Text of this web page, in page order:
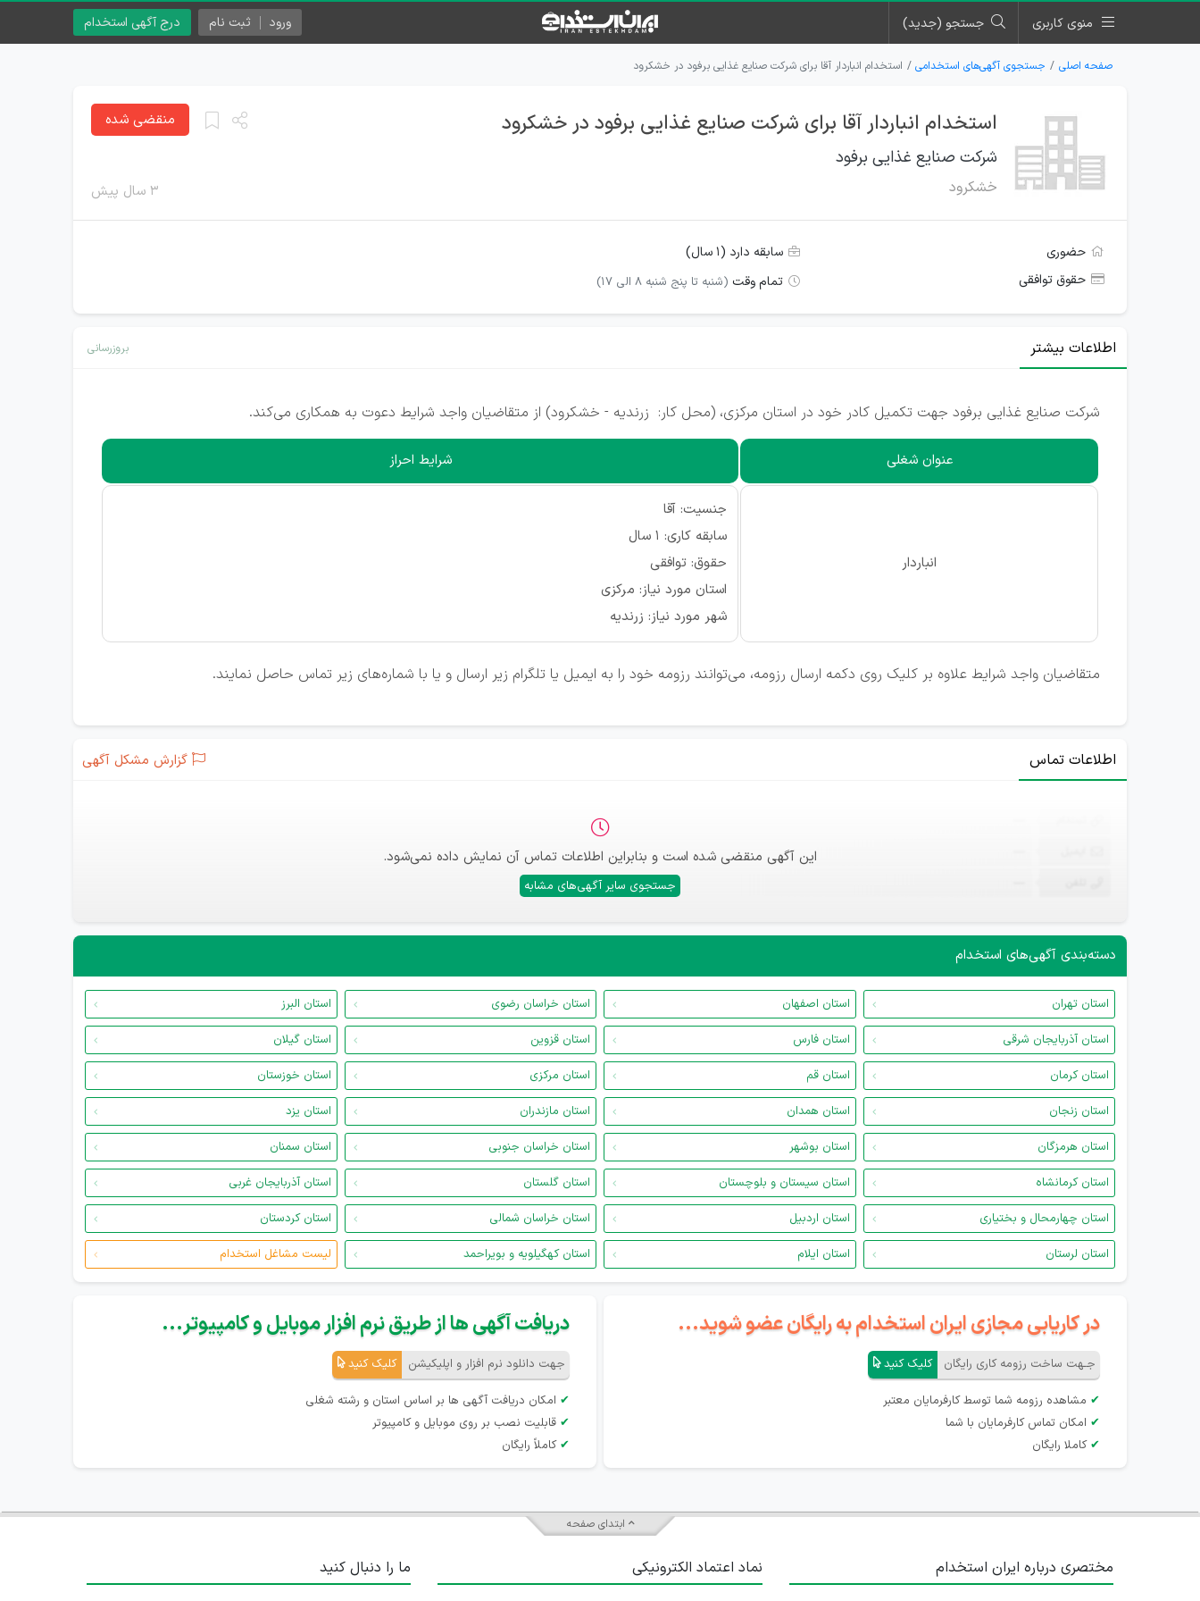
منوی کاربری جستجو (جدید) درج آگهی استخدام ورود ثبت نام
صفحه اصلی جستجوی آگهی‌های استخدامی استخدام انباردار آقا برای شرکت صنایع غذایی برفود در خشکرود
استخدام انباردار آقا برای شرکت صنایع غذایی برفود در خشکرود
شرکت صنایع غذایی برفود
خشکرود ۳ سال پیش
منقضی شده
حضوری
سابقه دارد (۱ سال)
حقوق توافقی
تمام وقت (شنبه تا پنج شنبه 8 الی 17)
اطلاعات بیشتر بروزرسانی
شرکت صنایع غذایی برفود جهت تکمیل کادر خود در استان مرکزی، (محل کار: زرندیه - خشکرود) از متقاضیان واجد شرایط دعوت به همکاری می‌کند.
عنوان شغلی شرایط احراز
انباردار
جنسیت: آقا
سابقه کاری: 1 سال
حقوق: توافقی
استان مورد نیاز: مرکزی
شهر مورد نیاز: زرندیه
متقاضیان واجد شرایط علاوه بر کلیک روی دکمه ارسال رزومه، می‌توانند رزومه خود را به ایمیل یا تلگرام زیر ارسال و یا با شماره‌های زیر تماس حاصل نمایند.
اطلاعات تماس گزارش مشکل آگهی
این آگهی منقضی شده است و بنابراین اطلاعات تماس آن نمایش داده نمی‌شود.
جستجوی سایر آگهی‌های مشابه
دسته‌بندی آگهی‌های استخدام
استان تهران استان اصفهان استان خراسان رضوی
استان البرز
استان آذربایجان شرقی
استان فارس استان قزوین
استان گیلان
استان کرمان
استان قم استان مرکزی
استان خوزستان
استان زنجان
استان همدان استان مازندران
استان یزد
استان هرمزگان
استان بوشهر استان خراسان جنوبی
استان سمنان
استان کرمانشاه
استان سیستان و بلوچستان استان گلستان
استان آذربایجان غربی
استان چهارمحال و بختیاری
استان اردبیل استان خراسان شمالی
استان کردستان
استان لرستان
استان ایلام استان کهگیلویه و بویراحمد لیست مشاغل استخدام
در کاریابی مجازی ایران استخدام به رایگان عضو شوید...
جـهت ساخت رزومه کاری رایگان کلیک کنید
✔ مشاهده رزومه شما توسط کارفرمایان معتبر
✔ امکان تماس کارفرمایان با شما
✔ کاملا رایگان
دریافت آگهی ها از طریق نرم افزار موبایل و کامپیوتر...
جهت دانلود نرم افزار و اپلیکیشن کلیک کنید
✔ امکان دریافت آگهی ها بر اساس استان و رشته شغلی
✔ قابلیت نصب بر روی موبایل و کامپیوتر
✔ کاملاً رایگان
ابتدای صفحه
مختصری درباره ایران استخدام نماد اعتماد الکترونیکی ما را دنبال کنید